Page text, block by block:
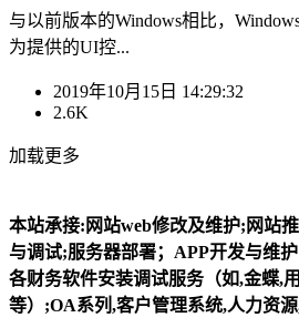
与以前版本的Windows相比，
为提供的UI控...
2019年10月15日 14:29:32
2.6K
加载更多
本站承接:网站web修改及维护;网站
与调试;服务器部署；APP开发与维护
各财务软件安装调试服务（如,金蝶,
等）;OA系列,客户管理系统,人力资